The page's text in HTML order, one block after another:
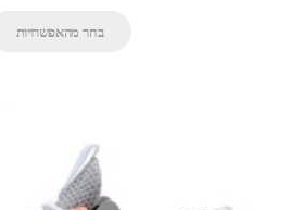
בחר מהאפשרויות